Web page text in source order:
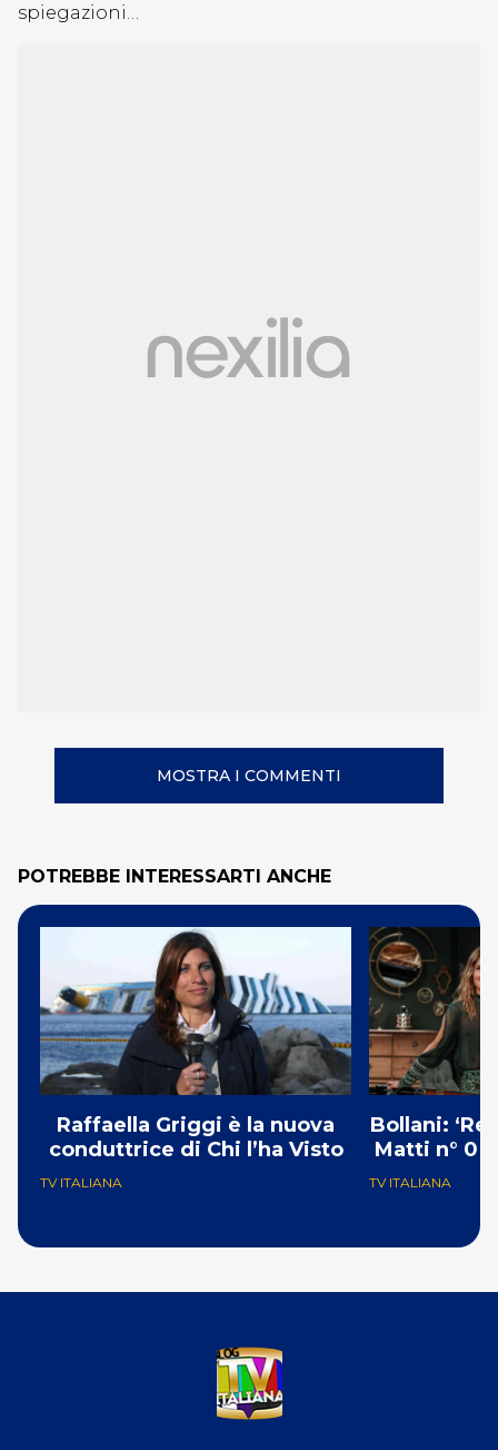
spiegazioni…
MOSTRA I COMMENTI
POTREBBE INTERESSARTI ANCHE
Raffaella Griggi è la nuova
conduttrice di Chi l’ha Visto
TV ITALIANA
Bollani:
Matti n° 0
TV ITALIANA